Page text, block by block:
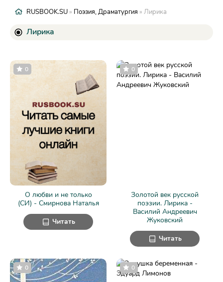
RUSBOOK.SU » Поэзия, Драматургия » Лирика
Лирика
О любви и не только
(СИ) - Смирнова Наталья
0
Читать
Золотой век русской
поэзии. Лирика -
Василий Андреевич
Жуковский
0
Читать
0 0